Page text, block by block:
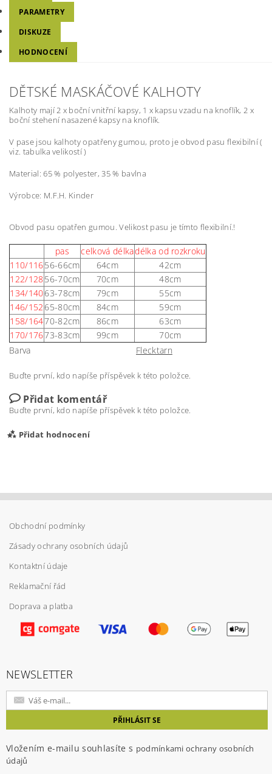
PARAMETRY
DISKUZE
HODNOCENÍ
DĚTSKÉ MASKÁČOVÉ KALHOTY
Kalhoty mají 2 x boční vnitřní kapsy, 1 x kapsu vzadu na knoflík, 2 x
boční stehení nasazené kapsy na knoflík.
V pase jsou kalhoty opatřeny gumou, proto je obvod pasu flexibilní (
viz. tabulka velikostí )
Material: 65 % polyester, 35 % bavlna
Výrobce: M.F.H. Kinder
Obvod pasu opatřen gumou. Velikost pasu je tímto flexibilní.!
pas celková délkadélka od rozkroku
110/11656-66cm 64cm
42cm
122/12856-70cm 70cm
48cm
134/14063-78cm 79cm
55cm
146/152 65-80cm 84cm
59cm
158/16470-82cm 86cm
63cm
170/17673-83cm 99cm
70cm
Barva
Flecktarn
Buďte první, kdo napíše příspěvek k této položce.
Přidat komentář
Buďte první, kdo napíše příspěvek k této položce.
Přidat hodnocení
Vložením hodnocení souhlasíte spodmínkami
ochrany osobních údajů
Obchodní podmínky
Zásady ochrany osobních údajů
Kontaktní údaje
Reklamační řád
Doprava a platba
NEWSLETTER
Vložením e-mailu souhlasíte s podmínkami ochrany osobních
údajů